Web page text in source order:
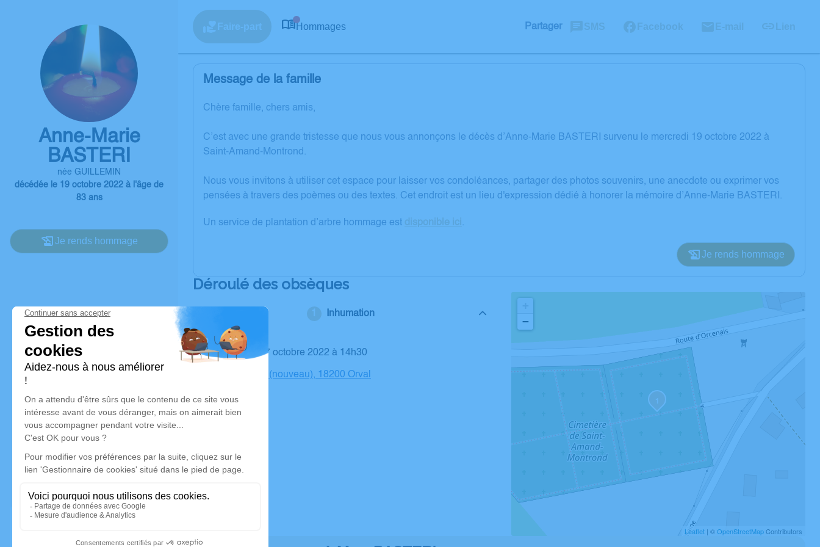
Anne-Marie
BASTERI
née GUILLEMIN
décédée le 19 octobre 2022 à l'âge de
83 ans
Je rends hommage
Faire-part Hommages Partager SMS Facebook E-mail Lien
Message de la famille
Chère famille, chers amis,
C’est avec une grande tristesse que nous vous annonçons le décès d’Anne-Marie BASTERI survenu le mercredi 19 octobre 2022 à
Saint-Amand-Montrond.
Nous vous invitons à utiliser cet espace pour laisser vos condoléances, partager des photos souvenirs, une anecdote ou exprimer vos
pensées à travers des poèmes ou des textes. Cet endroit est un lieu d'expression dédié à honorer la mémoire d’Anne-Marie BASTERI.
Un service de plantation d’arbre hommage est disponible ici .
Je rends hommage
Déroulé des obsèques
Inhumation
Le jeudi 27 octobre 2022 à 14h30
Cimetière, (nouveau), 18200 Orval
1
−
Leaflet | ©OpenStreetMapContributors